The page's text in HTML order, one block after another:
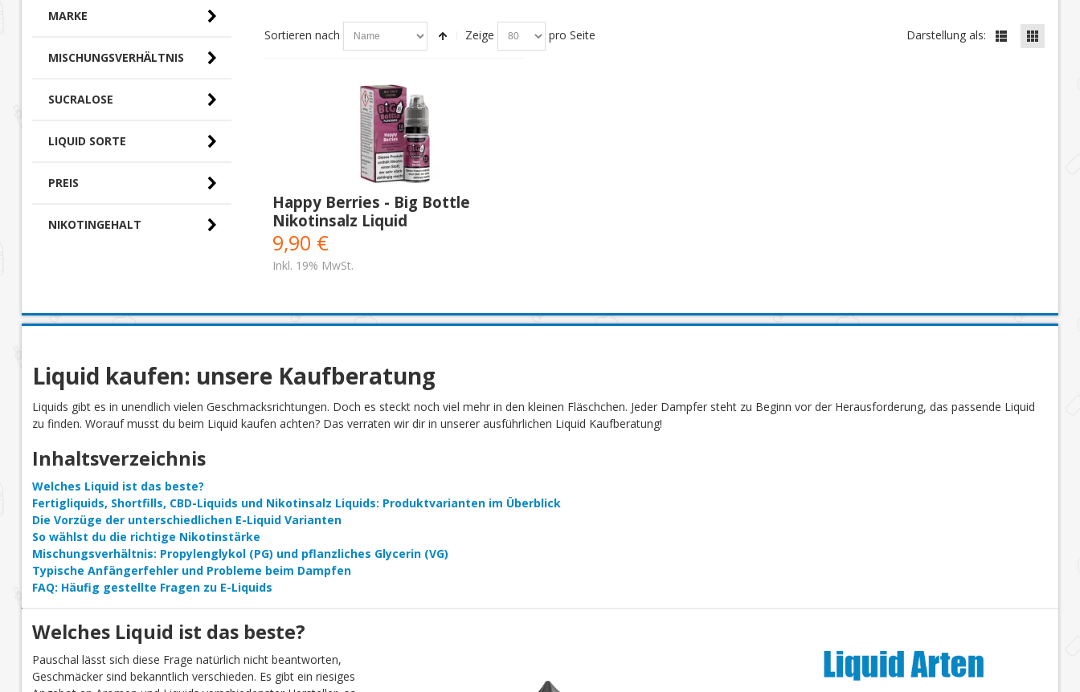
Sortieren nach Zeige pro Seite Darstellung als:
Happy Berries - Big Bottle
Nikotinsalz Liquid
9,90 €
Inkl. 19% MwSt.
MARKE
MISCHUNGSVERHÄLTNIS
SUCRALOSE
LIQUID SORTE
PREIS
0,00 € - 10,00 €
NIKOTINGEHALT
Liquid kaufen: unsere Kaufberatung
Liquids gibt es in unendlich vielen Geschmacksrichtungen. Doch es steckt noch viel mehr in den kleinen Fläschchen. Jeder Dampfer steht zu Beginn vor der Herausforderung, das passende Liquid
zu finden. Worauf musst du beim Liquid kaufen achten? Das verraten wir dir in unserer ausführlichen Liquid Kaufberatung!
Inhaltsverzeichnis
Welches Liquid ist das beste?
Fertigliquids, Shortfills, CBD-Liquids und Nikotinsalz Liquids: Produktvarianten im Überblick
Die Vorzüge der unterschiedlichen E-Liquid Varianten
So wählst du die richtige Nikotinstärke
Mischungsverhältnis: Propylenglykol (PG) und pflanzliches Glycerin (VG)
Typische Anfängerfehler und Probleme beim Dampfen
FAQ: Häufig gestellte Fragen zu E-Liquids
Welches Liquid ist das beste?
Pauschal lässt sich diese Frage natürlich nicht beantworten,
Geschmäcker sind bekanntlich verschieden. Es gibt ein riesiges